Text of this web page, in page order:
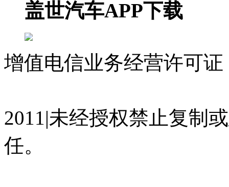
盖世汽车APP下载
增值电信业务经营许可
2011|未经授权禁止复制
任。